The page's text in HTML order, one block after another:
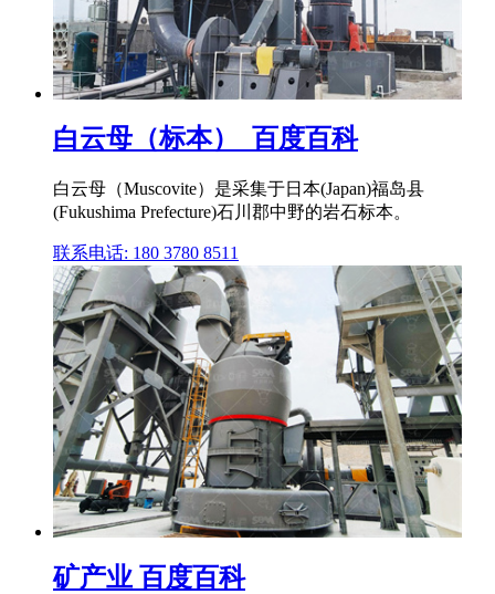
白云母（标本）_百度百科
白云母（Muscovite）是采集于日本(Japan)福岛县
(Fukushima Prefecture)石川郡中野的岩石标本。
联系电话: 180 3780 8511
矿产业 百度百科